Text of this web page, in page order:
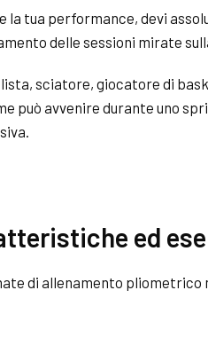
la tua performance, devi
delle sessioni mirate
sciatore, giocatore di
può avvenire durante uno
ed
di allenamento pliometrico